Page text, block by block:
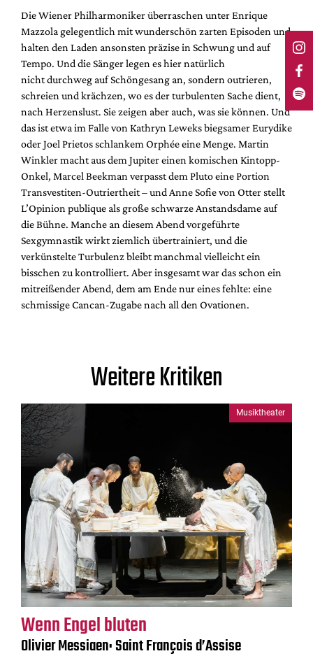
Die Wiener Philharmoniker überraschen unter Enrique
Mazzola gelegentlich mit wunderschön zarten Episoden und
halten den Laden ansonsten präzise in Schwung und auf
Tempo. Und die Sänger legen es hier natürlich
nicht durchweg auf Schöngesang an, sondern outrieren,
schreien und krächzen, wo es der turbulenten Sache dient,
nach Herzenslust. Sie zeigen aber auch, was sie können. Und
das ist etwa im Falle von Kathryn Leweks biegsamer Eurydike
oder Joel Prietos schlankem Orphée eine Menge. Martin
Winkler macht aus dem Jupiter einen komischen Kintopp-
Onkel, Marcel Beekman verpasst dem Pluto eine Portion
Transvestiten-Outriertheit – und Anne Sofie von Otter stellt
L’Opinion publique als große schwarze Anstandsdame auf
die Bühne. Manche an diesem Abend vorgeführte
Sexgymnastik wirkt ziemlich übertrainiert, und die
verkünstelte Turbulenz bleibt manchmal vielleicht ein
bisschen zu kontrolliert. Aber insgesamt war das schon ein
mitreißender Abend, dem am Ende nur eines fehlte: eine
schmissige Cancan-Zugabe nach all den Ovationen.
Weitere Kritiken
Musiktheater
Wenn Engel bluten
Olivier Messiaen: Saint François d’Assise